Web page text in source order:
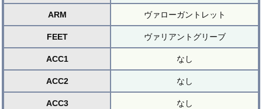
ARM ヴァローガントレット
FEET ヴァリアントグリーブ
ACC1 なし
ACC2 なし
ACC3 なし